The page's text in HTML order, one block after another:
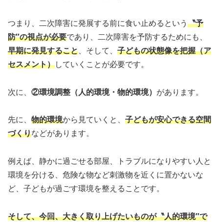
つまり、二次障害に発展する前に食い止めるという 〝予
防″の視点が必要であり、二次障害を予防するためにも、
早期に発見すること 、そして、 子どもの状態像を把握（ア
セスメント）していくことが必要です。
次に、 ②環境調整（人的環境・物的環境） があります。
先に、 物的環境から見ていくと、 子どもが安心できる空間
づくりなどがあります。
例えば、静かに過ごせる部屋、トラブルになりやすい人と
環境を分ける、危険な物など刺激物を近くに置かないな
ど、子どもが過ごす環境を整えることです。
そして、今回、大きく取り上げたいものが〝人的環境″で